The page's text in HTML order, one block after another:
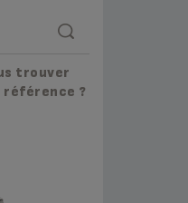
trouver
référence ?